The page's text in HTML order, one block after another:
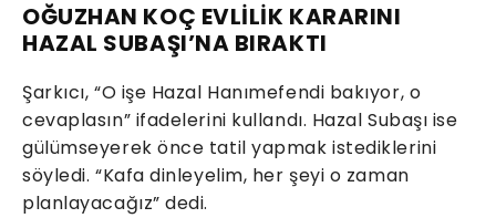
OĞUZHAN KOÇ EVLİLİK KARARINI
HAZAL SUBAŞI’NA BIRAKTI
Şarkıcı, “O işe Hazal Hanımefendi bakıyor, o
cevaplasın” ifadelerini kullandı. Hazal Subaşı ise
gülümseyerek önce tatil yapmak istediklerini
söyledi. “Kafa dinleyelim, her şeyi o zaman
planlayacağız” dedi.